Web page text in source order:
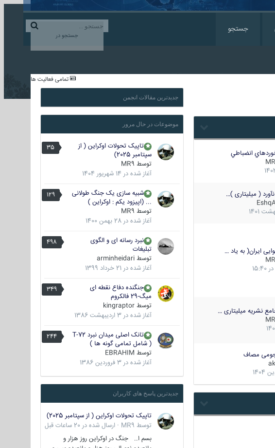
جستجو در
جستجو
تمامی فعالیت ها
انضباطي
( میلیتاری )…
ایران( به یاد …
نشریه میلیتاری …
مصاف
جدیدترین مقالات انجمن
موضوعات در حال مرور
35
تاپیک تحولات اوکراین ( از
سپتامبر 2025)
توسط MR9
آغاز شده در 14 شهریور 1404
129
شبیه سازی یک جنگ طولانی
... (اپیزود یکم : اوکراین )
توسط MR9
آغاز شده در 28 بهمن 1400
498
نبرد رسانه ای و الگوی
تبلیغات
توسط arminheidari
آغاز شده در 21 خرداد 1399
349
جنگنده دفاع نقطه ای
میگ-29 فالکروم
توسط kingraptor
آغاز شده در 3 اردیبهشت 1386
244
تانک اصلی میدان نبرد T-72
( شامل تمامی گونه ها )
توسط EBRAHIM
آغاز شده در 3 فروردین 1386
جدیدترین پاسخ های کاربران
تاپیک تحولات اوکراین ( از سپتامبر 2025)
توسط MR9
· ارسال شده در 20 ساعات قبل
بسم ا.. جنگ در اوکراین روز هزار و